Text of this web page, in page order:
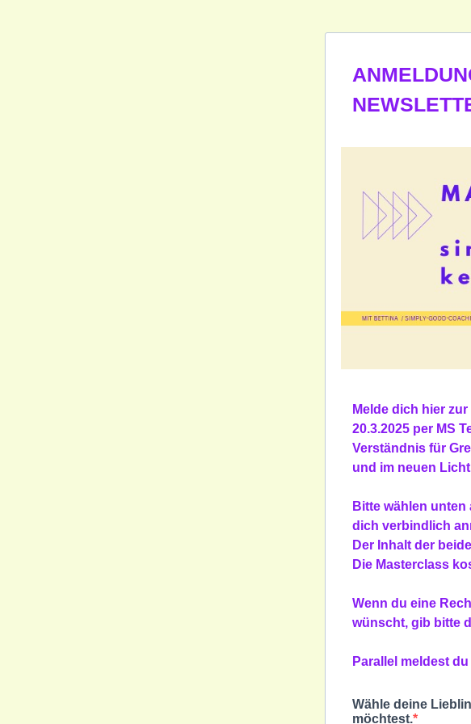
Melde dich hier
20.3.2025 per MS
Verständnis für
und im neuen
Bitte wählen unten
dich verbindlich
Der Inhalt der
Die Masterclass
Wenn du eine
wünscht, gib bitte
Parallel meldest
Wähle deine
möchtest.